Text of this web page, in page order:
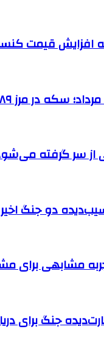
افزایش قیمت
مرز ۱۸۹ میلیون تومان
از سر گرفته
مشابهی برای